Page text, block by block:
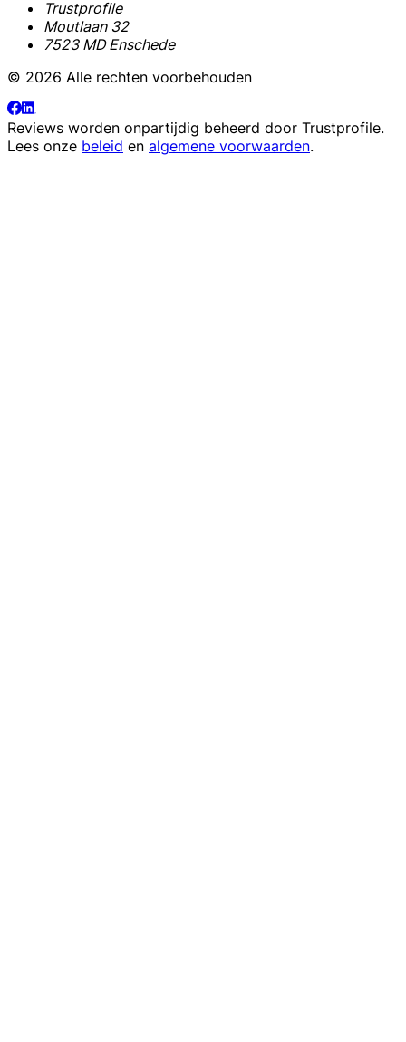
Trustprofile
Moutlaan 32
7523 MD Enschede
© 2026 Alle rechten voorbehouden
Reviews worden onpartijdig beheerd door Trustprofile.
Lees onze beleid en algemene voorwaarden.